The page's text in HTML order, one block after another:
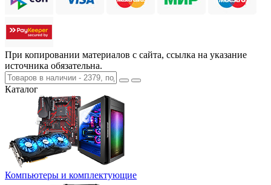
При копировании материалов с сайта, ссылка на указание
источника обязательна.
Каталог
Компьютеры и комплектующие